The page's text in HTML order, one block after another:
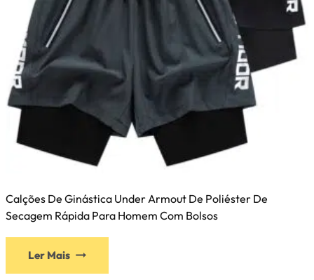
Calções De Ginástica Under Armout De Poliéster De
Secagem Rápida Para Homem Com Bolsos
Ler Mais